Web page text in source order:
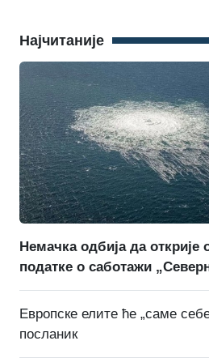
Најчитаније
Немачка одбија да открије
податке о саботажи
Европске елите ће „саме
посланик